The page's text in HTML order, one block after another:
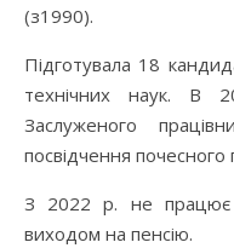
(з1990).
Підготувала 18
технічних наук. В
Заслуженого
посвідчення
З 2022 р. не працює
виходом на пенсію.